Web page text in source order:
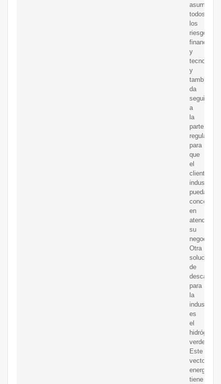
asume
todos
los
riesgos
financieros
y
y
también
da
a
la
parte
regulatoria
para
que
el
cliente
industrial
pueda
en
atender
su
negocio.
Otra
solución
de
para
la
industria
es
el
hidrógeno
verde.
Este
vector
energético
tiene